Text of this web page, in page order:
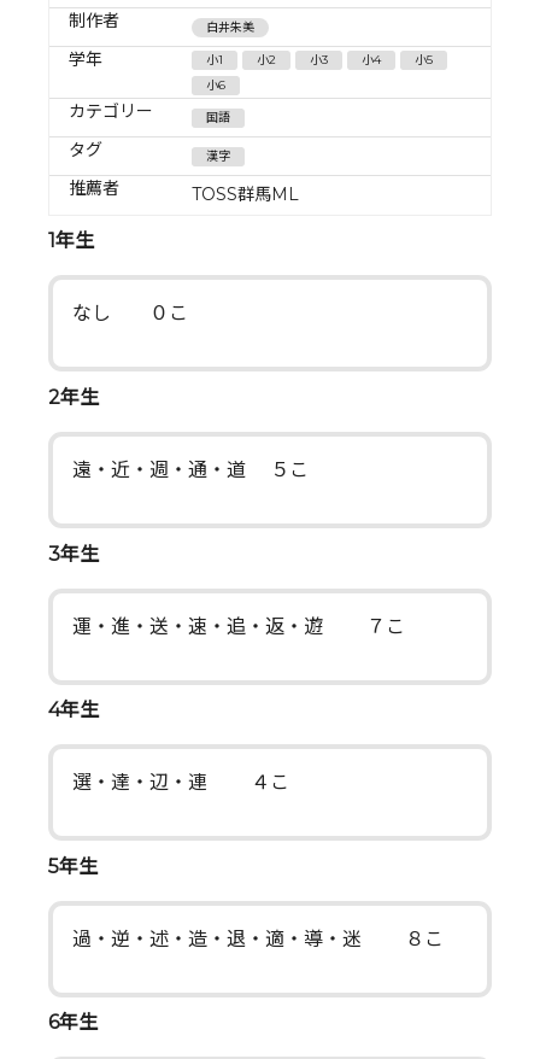
制作者
白井朱美
学年 小1 小2 小3 小4
小5
小6
カテゴリー 国語
タグ 漢字
推薦者 TOSS群馬ML
1年生
なし ０こ
2年生
遠・近・週・通・道 ５こ
3年生
運・進・送・速・追・返・遊 ７こ
4年生
選・達・辺・連 ４こ
5年生
過・逆・述・造・退・適・導・迷 ８こ
6年生